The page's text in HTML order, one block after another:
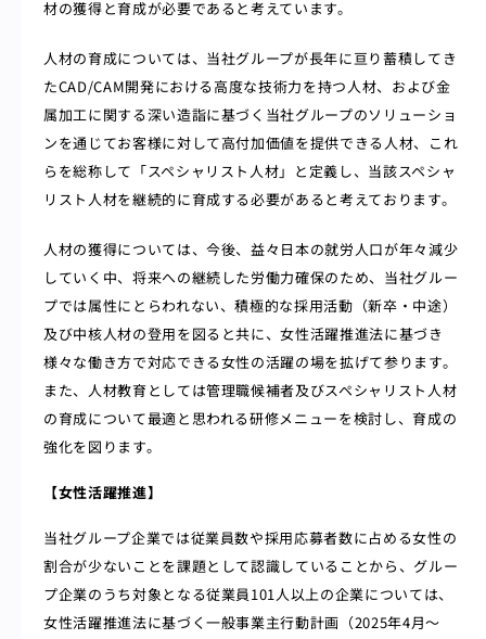
材の獲得と育成が必要であると考えています。
人材の育成については、当社グループが長年に亘り蓄積してき
たCAD/CAM開発における高度な技術力を持つ人材、および金
属加工に関する深い造詣に基づく当社グループのソリューショ
ンを通じてお客様に対して高付加価値を提供できる人材、これ
らを総称して「スペシャリスト人材」と定義し、当該スペシャ
リスト人材を継続的に育成する必要があると考えております。
人材の獲得については、今後、益々日本の就労人口が年々減少
していく中、将来への継続した労働力確保のため、当社グルー
プでは属性にとらわれない、積極的な採用活動（新卒・中途）
及び中核人材の登用を図ると共に、女性活躍推進法に基づき
様々な働き方で対応できる女性の活躍の場を拡げて参ります。
また、人材教育としては管理職候補者及びスペシャリスト人材
の育成について最適と思われる研修メニューを検討し、育成の
強化を図ります。
【女性活躍推進】
当社グループ企業では従業員数や採用応募者数に占める女性の
割合が少ないことを課題として認識していることから、グルー
プ企業のうち対象となる従業員101人以上の企業については、
女性活躍推進法に基づく一般事業主行動計画（2025年4月～